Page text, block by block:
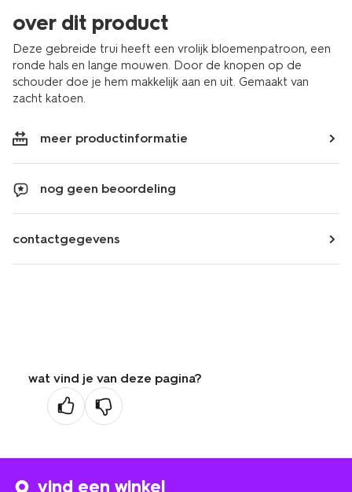
over dit product
Deze gebreide trui heeft een vrolijk bloemenpatroon, een
ronde hals en lange mouwen. Door de knopen op de
schouder doe je hem makkelijk aan en uit. Gemaakt van
zacht katoen.
meer productinformatie
nog geen beoordeling
contactgegevens
wat vind je van deze pagina?
vind een winkel